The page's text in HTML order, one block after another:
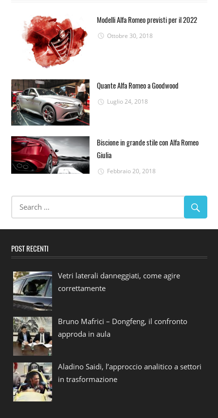
Modelli Alfa Romeo previsti per il 2022
Ottobre 30, 2018
Quante Alfa Romeo a Goodwood
Luglio 24, 2018
Biscione in grande stile con Alfa Romeo
Giulia
Febbraio 20, 2018
POST RECENTI
Vetri laterali danneggiati, come agire
correttamente
Bruno Mafrici – Dongfeng, il confronto
approda in aula
Aladino Saidi, l’approccio analitico a settori
in trasformazione